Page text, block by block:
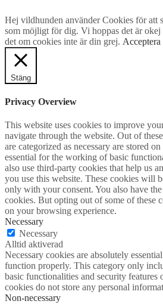
Hej vildhunden använder Cookies för att
som möjligt för dig. Vi hoppas det är
det om cookies inte är din grej. Acceptera
Stäng
Privacy Overview
This website uses cookies to improve
navigate through the website. Out of
are categorized as necessary are stored
essential for the working of basic
also use third-party cookies that help us
you use this website. These cookies will
only with your consent. You also have
cookies. But opting out of some of these
on your browsing experience.
Necessary
Necessary
Alltid aktiverad
Necessary cookies are absolutely
function properly. This category only
basic functionalities and security features
cookies do not store any personal
Non-necessary